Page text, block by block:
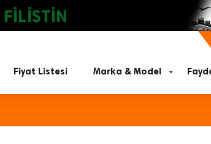
FİLİSTİN
Fiyat Listesi Marka & Model